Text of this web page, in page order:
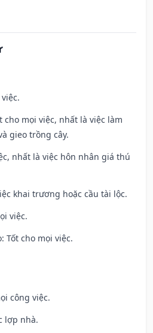
cho mọi việc, nhất là việc làm
gieo trồng cây.
nhất là việc hôn nhân giá thú
khai trương hoặc cầu tài lộc.
việc.
Tốt cho mọi việc.
công việc.
lợp nhà.